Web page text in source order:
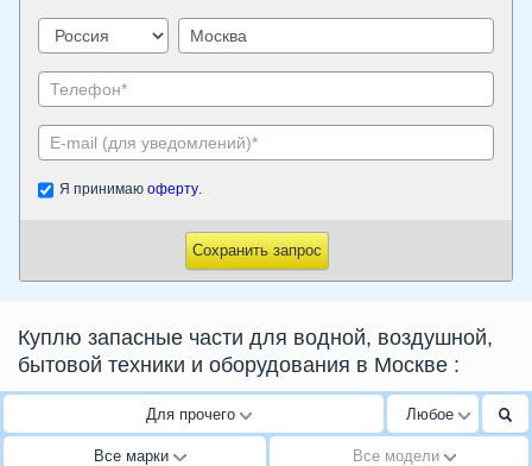
Я принимаю оферту.
Сохранить запрос
Куплю запасные части для водной, воздушной,
бытовой техники и оборудования в Москве :
Для прочего Любое
Все марки Все модели